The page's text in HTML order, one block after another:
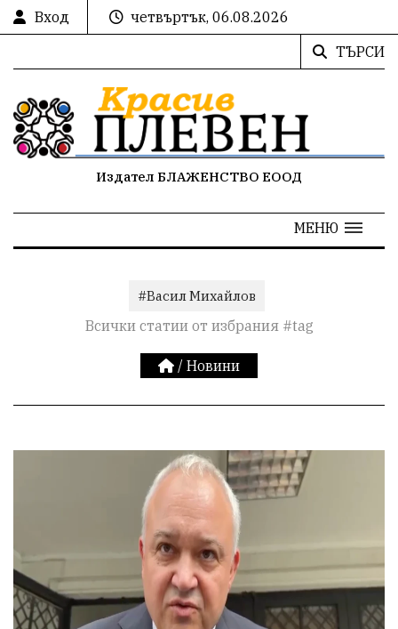
Вход
четвъртък, 06.08.2026
ТЪРСИ
Издател БЛАЖЕНСТВО ЕООД
МЕНЮ
#Васил Михайлов
Всички статии от избрания #tag
/ Новини